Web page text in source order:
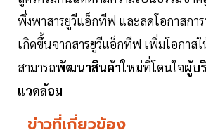
พึ่งพาสารยูวีแอ็กทีฟ และลดโอกาสการ
เกิดขึ้นจากสารยูวีแอ็กทีฟ เพิ่มโอกาส
สามารถพัฒนาสินค้าใหม่ที่โดนใจผู้บ
แวดล้อม
ข่าวที่เกี่ยวข้อง